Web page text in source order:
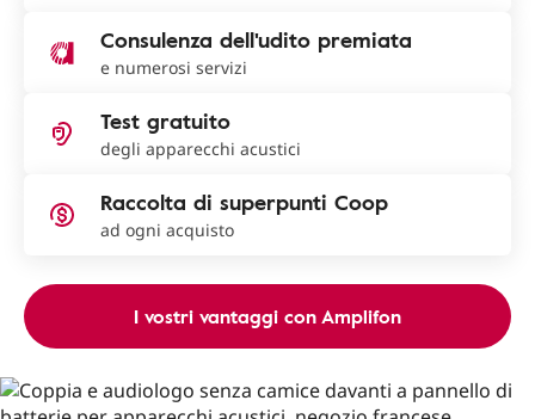
Consulenza dell'udito premiata
e numerosi servizi
Test gratuito
degli apparecchi acustici
Raccolta di superpunti Coop
ad ogni acquisto
I vostri vantaggi con Amplifon